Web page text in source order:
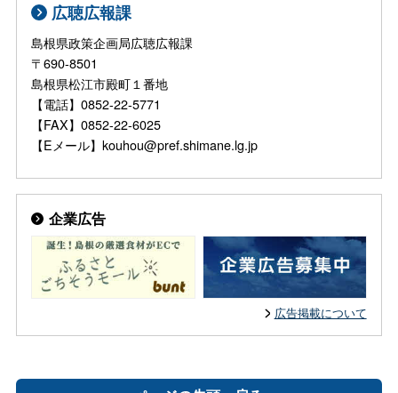
広聴広報課
島根県政策企画局広聴広報課
〒690-8501
島根県松江市殿町１番地
【電話】0852-22-5771
【FAX】0852-22-6025
【Eメール】kouhou@pref.shimane.lg.jp
企業広告
広告掲載について